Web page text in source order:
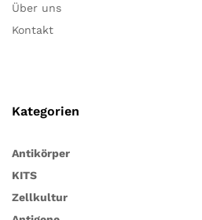
Über uns
Kontakt
Kategorien
Antikörper
KITS
Zellkultur